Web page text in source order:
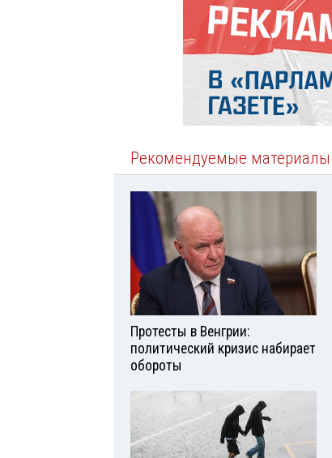
Рекомендуемые материалы
Протесты в Венгрии:
политический кризис набирает
обороты